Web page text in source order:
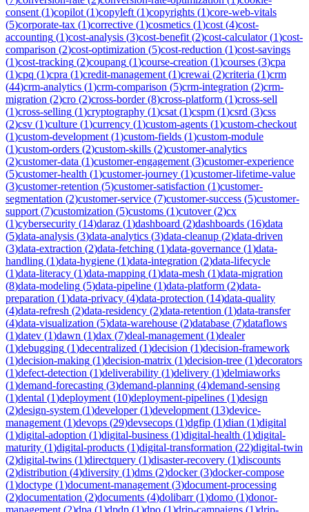
consent (1)copilot (1)copyleft (1)copyrights (1)core-web-vitals
(5)corporate-tax (1)corrective (1)cosmetics (1)cost (4)cost-
accounting (1)cost-analysis (3)cost-benefit (2)cost-calculator(1)cost-
comparison (2)cost-optimization (5)cost-reduction (1)cost-savings
(1)cost-tracking (2)coupang (1)course-creation (1)courses (3)cpa
(1)cpq (1)cpra (1)credit-management (1)crewai (2)criteria (1)crm
(44)crm-analytics (1)crm-comparison (5)crm-integration (2)crm-
migration (2)cro (2)cross-border(8)cross-platform (1)cross-sell
(1)cross-selling (1)cryptography (1)csat (1)cspm (1)csrd (3)css
(2)csv (1)culture (1)currency (1)custom-agents (1)custom-checkout
(1)custom-development (1)custom-fields (1)custom-module
(1)custom-orders (2)custom-skills (2)customer-analytics
(2)customer-data (1)customer-engagement (3)customer-experience
(5)customer-health (1)customer-journey (1)customer-lifetime-value
(3)customer-retention (5)customer-satisfaction (1)customer-
segmentation (2)customer-service (7)customer-success (5)customer-
support (7)customization (5)customs (1)cutover(2)cx
(1)cybersecurity (14)daraz (1)dashboard (2)dashboards (16)data
(5)data-analysis (3)data-analytics (3)data-cleanup (2)data-driven
(3)data-extraction (2)data-fetching (1)data-governance (1)data-
handling (1)data-hygiene (1)data-integration (2)data-lifecycle
(1)data-literacy (1)data-mapping (1)data-mesh (1)data-migration
(8)data-modeling (5)data-pipeline (1)data-platform (2)data-
preparation (1)data-privacy (4)data-protection (14)data-quality
(4)data-refresh (2)data-residency (2)data-retention (1)data-transfer
(4)data-visualization (5)data-warehouse (2)database (7)dataflows
(1)datev (1)dawn (1)dax (7)deal-management (1)dealer
(1)debugging (1)decentralized (1)decision (1)decision-framework
(1)decision-making (1)decision-matrix (1)decision-tree (1)decorators
(1)defect-detection (1)deliverability (1)delivery (1)delmiaworks
(1)demand-forecasting (3)demand-planning (4)demand-sensing
(1)dental (1)deployment (10)deployment-pipelines (1)design
(2)design-system (1)developer(1)development (13)device-
management (1)devops (29)devsecops (1)dgfip (1)dian (1)digital
(1)digital-adoption (1)digital-business (1)digital-health (1)digital-
maturity (1)digital-products (1)digital-transformation (22)digital-twin
(2)digital-twins (1)directquery (1)disaster-recovery (1)discounts
(2)distribution (4)diversity (1)dms (2)docker(3)docker-compose
(1)doctype (1)document-management (3)document-processing
(2)documentation (2)documents (4)dolibarr(1)domo (1)donor-
management (2)dpa (1)dpdp (1)dpo (1)drip-campaigns (1)drip-